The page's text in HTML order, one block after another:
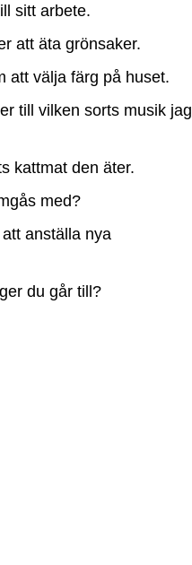
sitt arbete.
att äta grönsaker.
att välja färg på huset.
till vilken sorts musik jag
kattmat den äter.
med?
anställa nya
du går till?